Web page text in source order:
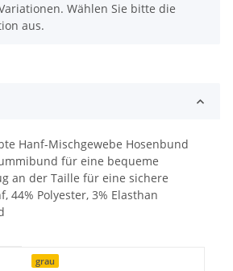
Wählen Sie bitte die
aus.
Hanf-Mischgewebe Hosenbund
für eine bequeme
an der Taille für eine sichere
44% Polyester, 3% Elasthan
grau